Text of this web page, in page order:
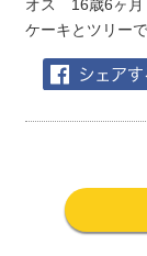
オス 16歳6ヶ月
ケーキとツリー